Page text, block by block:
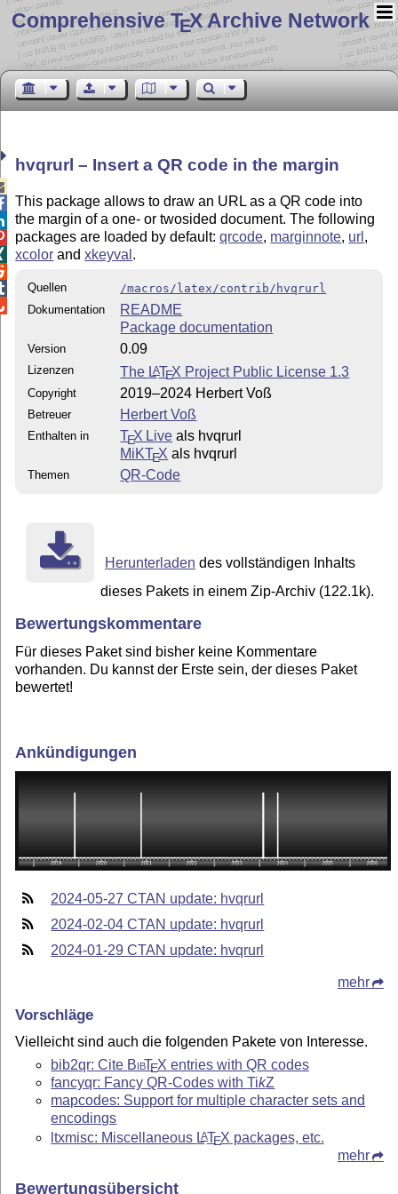
Comprehensive TEX Archive Network
hvqrurl – Insert a QR code in the margin
This package allows to draw an URL as a QR code into
the margin of a one- or twosided document. The following
packages are loaded by default:qrcode, marginnote, url ,
xcolor andxkeyval .
Quellen
/macros/latex/contrib/hvqrurl
Dokumentation
README
Package documentation
Version 0.09
Lizenzen The LATEX Project Public License 1.3
Copyright 2019–2024 Herbert Voß
Betreuer Herbert Voß
Enthalten in TEX Live als hvqrurl
MiKTEX als hvqrurl
Themen QR-Code
Herunterladen des vollständigen Inhalts
dieses Pakets in einem Zip-Archiv (122.1k).
Bewertungskommentare
Für dieses Paket sind bisher keine Kommentare
vorhanden. Du kannst der Erste sein, der dieses Paket
bewertet!
Ankündigungen
2024-05-27 CTAN update: hvqrurl
2024-02-04 CTAN update: hvqrurl
2024-01-29 CTAN update: hvqrurl
mehr
Vorschläge
Vielleicht sind auch die folgenden Pakete von Interesse.
bib2qr: Cite BibTEX entries with QR codes
fancyqr: Fancy QR-Codes withTikZ
mapcodes: Support for multiple character sets and
encodings
ltxmisc: Miscellaneous LATEX packages, etc.
mehr
Bewertungsübersicht